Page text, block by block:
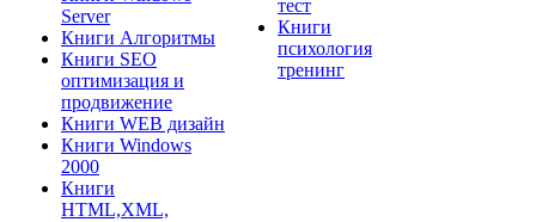
Server
Книги Алгоритмы
Книги SEO
оптимизация и
продвижение
Книги WEB дизайн
Книги Windows
2000
Книги
HTML,XML,
тест
Книги
психология
тренинг